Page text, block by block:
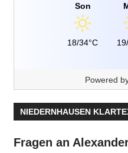
Son
18/34°C
Powered
NIEDERNHAUSEN
Fragen an